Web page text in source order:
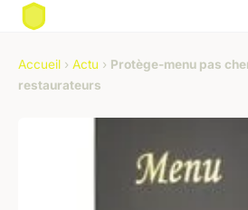
Accueil › Actu › Protège-menu pas
restaurateurs